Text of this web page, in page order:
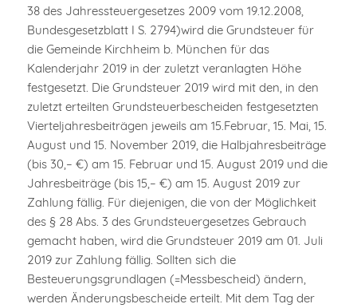
38 des Jahressteuergesetzes 2009 vom 19.12.2008,
Bundesgesetzblatt I S. 2794)wird die Grundsteuer für
die Gemeinde Kirchheim b. München für das
Kalenderjahr 2019 in der zuletzt veranlagten Höhe
festgesetzt. Die Grundsteuer 2019 wird mit den, in den
zuletzt erteilten Grundsteuerbescheiden festgesetzten
Vierteljahresbeiträgen jeweils am 15.Februar, 15. Mai, 15.
August und 15. November 2019, die Halbjahresbeiträge
(bis 30,– €) am 15. Februar und 15. August 2019 und die
Jahresbeiträge (bis 15,– €) am 15. August 2019 zur
Zahlung fällig. Für diejenigen, die von der Möglichkeit
des § 28 Abs. 3 des Grundsteuergesetzes Gebrauch
gemacht haben, wird die Grundsteuer 2019 am 01. Juli
2019 zur Zahlung fällig. Sollten sich die
Besteuerungsgrundlagen (=Messbescheid) ändern,
werden Änderungsbescheide erteilt. Mit dem Tag der